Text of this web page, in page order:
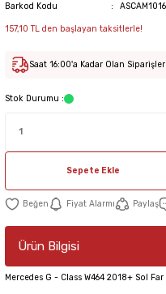
Barkod Kodu
157,10 TL den başlayan taksitlerle!
Saat 16:00'a Kadar Olan
Stok Durumu :
Sepete Ekle
Fiyat Alarmı Paylaş
Ürün Bilgisi
Mercedes G - Class W464 2018+ Sol Far